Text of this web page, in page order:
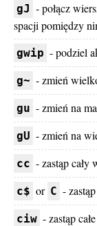
gJ - połącz
spacji pomiędzy
gwip - podziel
g~ - zmień
gu - zmień na
gU - zmień na
cc - zastąp cały
c$ or C -
ciw - zastąp